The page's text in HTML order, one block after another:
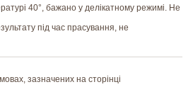
40°, бажано у делікатному режимі. Не
під час прасування, не
зазначених на сторінці